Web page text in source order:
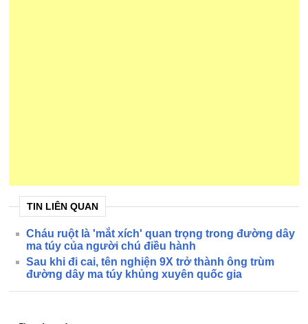
TIN LIÊN QUAN
Cháu ruột là 'mắt xích' quan trọng trong đường dây
ma túy của người chú điều hành
Sau khi đi cai, tên nghiện 9X trở thành ông trùm
đường dây ma túy khủng xuyên quốc gia